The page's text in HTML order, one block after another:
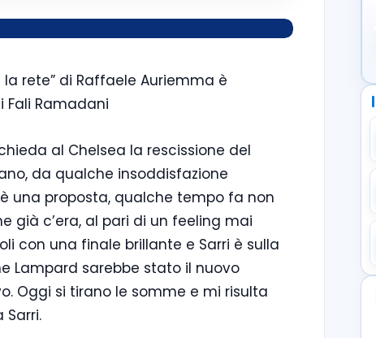
rete” di Raffaele Auriemma è
Fali Ramadani
al Chelsea la rescissione del
da qualche insoddisfazione
una proposta, qualche tempo fa non
già c’era, al pari di un feeling mai
con una finale brillante e Sarri è sulla
Lampard sarebbe stato il nuovo
Oggi si tirano le somme e mi risulta